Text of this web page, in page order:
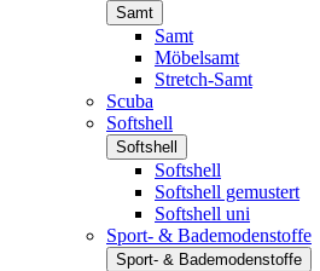
Samt
Samt
Möbelsamt
Stretch-Samt
Scuba
Softshell
Softshell
Softshell
Softshell gemustert
Softshell uni
Sport- & Bademodenstoffe
Sport- & Bademodenstoffe